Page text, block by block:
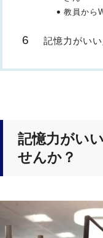
教員から
記憶力がい
記憶力がい
せんか？